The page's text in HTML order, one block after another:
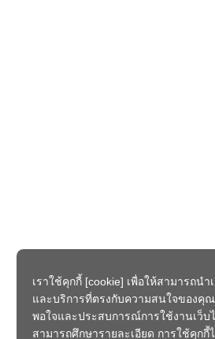
เราใช้คุกกี้ [cookie] เพื่อให้สามารถน
และบริการที่ตรงกับความสนใจของคุณ
พอใจและประสบการณ์การใช้งานเว็
สามารถศึกษารายละเอียด การใช้คุกกี้